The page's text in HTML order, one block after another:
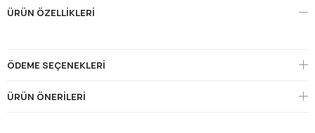
ÜRÜN ÖZELLIKLERI
ÖDEME SEÇENEKLERI
ÜRÜN ÖNERILERI